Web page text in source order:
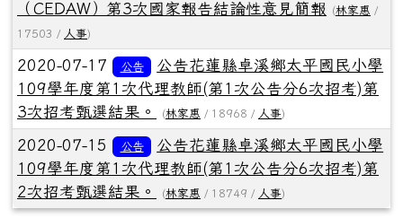
（CEDAW）第3次國家報告結論性意見簡報
(林家惠 /
17503 / 人事)
2020-07-17 公告
公告花蓮縣卓溪鄉太平國民小學
109學年度第1次代理教師(第1次公告分6次招考)第
3次招考甄選結果。
(林家惠 / 18968 / 人事)
2020-07-15 公告
公告花蓮縣卓溪鄉太平國民小學
109學年度第1次代理教師(第1次公告分6次招考)第
2次招考甄選結果。
(林家惠 / 18749 / 人事)